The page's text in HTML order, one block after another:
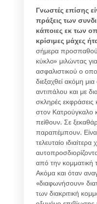
Γνωστές επίσης
πράξεις των
κάποιες εκ των
κρίσιμες μάχες
σήμερα
κύκλο» μιλώντας
ασφαλιστικού ο
διεξαχθεί ακόμη
αντιπάλου και με
σκληρές εκφράσεις
στον Κατρούγκαλο
πείθουν. Σε
παραπέμπουν.
τελευταίο
από την κομματική
Ακόμα και όταν
«διαφωνήσουν»
των διακριτική